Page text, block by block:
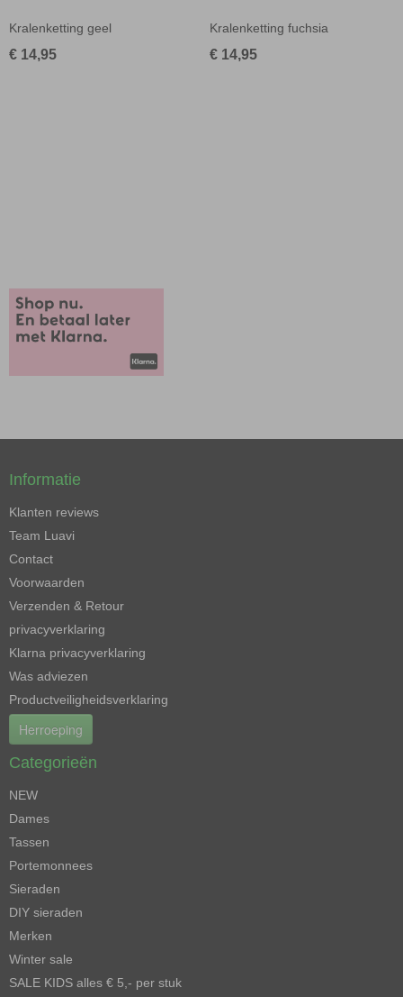
Kralenketting geel
€ 14,95
Kralenketting fuchsia
€ 14,95
Informatie
Klanten reviews
Team Luavi
Contact
Voorwaarden
Verzenden & Retour
privacyverklaring
Klarna privacyverklaring
Was adviezen
Productveiligheidsverklaring
Herroeping
Categorieën
NEW
Dames
Tassen
Portemonnees
Sieraden
DIY sieraden
Merken
Winter sale
SALE KIDS alles € 5,- per stuk